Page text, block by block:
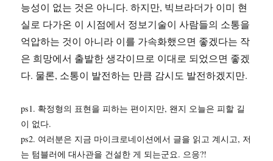
능성이 없는 것은 아니다. 하지만, 빅브라더가 이미 현
실로 다가온 이 시점에서 정보기술이 사람들의 소통을
억압하는 것이 아니라 이를 가속화했으면 좋겠다는 작
은 희망에서 출발한 생각이므로 이대로 되었으면 좋겠
다. 물론, 소통이 발전하는 만큼 감시도 발전하겠지만.
ps1. 확정형의 표현을 피하는 편이지만, 왠지 오늘은 피할 길
이 없다.
ps2. 여러분은 지금 마이크로네이션에서 글을 읽고 계시고, 저
는 텀블러에 대사관을 건설한 게 되는군요. 으응?!